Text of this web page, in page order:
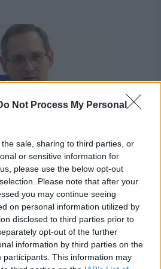
Not Process My Personal
sale, sharing to third parties, or
or sensitive information for
please use the below opt-out
Please note that after your
you may continue seeing
on personal information utilized by
disclosed to third parties prior to
opt-out of the further
information by third parties on the
participants. This information may
declarat indezirabil în
fotografiat la Tiraspol.
verifică situația